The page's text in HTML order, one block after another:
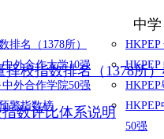
排名（1378所）
外合作大学10强
外合作学院50强
警指数榜
中学
50强
择校指数排名（1378所
数评比体系说明